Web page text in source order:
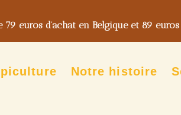
euros d’achat en Belgique et 89
Notre histoire